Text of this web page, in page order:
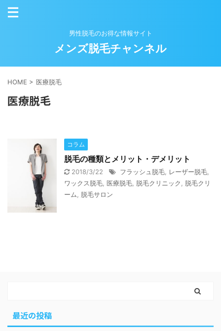
男性脱毛のお得な情報サイト
メンズ脱毛チャンネル
HOME > 医療脱毛
医療脱毛
コラム
脱毛の種類とメリット・デメリット
2018/3/22 フラッシュ脱毛 レーザー脱毛
ワックス脱毛 医療脱毛 脱毛クリニック
脱毛クリ
ーム
脱毛サロン
最近の投稿